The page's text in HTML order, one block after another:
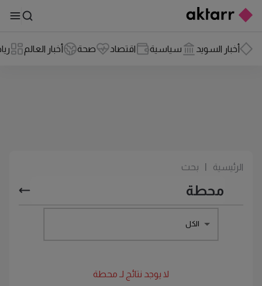
أخبار السويد سياسية اقتصاد صحة أخبار العالم
الرئيسية بحث
الكل
لا يوجد نتائج لـ محطة